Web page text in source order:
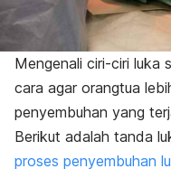
Mengenali ciri-ciri luka
cara agar orangtua
penyembuhan yang
Berikut adalah tanda
proses penyembuhan